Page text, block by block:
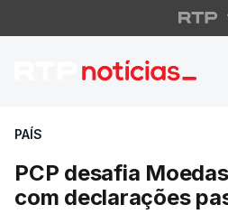
PCP
PAÍS
PCP desafia
com declarações